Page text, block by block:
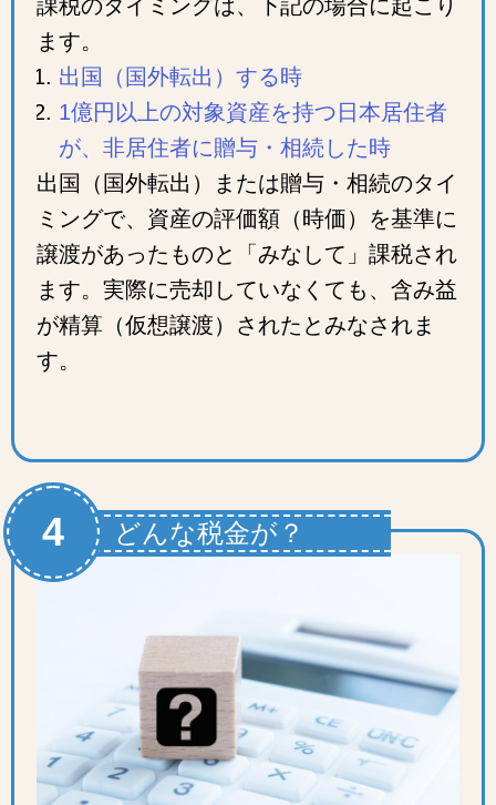
課税のタイミングは、下記の場合に起こり
ます。
出国（国外転出）する時
1億円以上の対象資産を持つ日本居住者
が、非居住者に贈与・相続した時
出国（国外転出）または贈与・相続のタイ
ミングで、資産の評価額（時価）を基準に
譲渡があったものと「みなして」課税され
ます。実際に売却していなくても、含み益
が精算（仮想譲渡）されたとみなされま
す。
どんな税金が？
4